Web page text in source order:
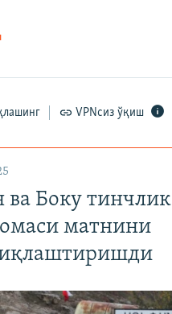
VPNсиз ўқиш
ва Боку тинчлик
матнини